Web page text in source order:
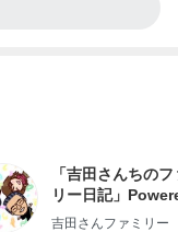
「吉田さんちの
リー日記」
y Ameba 吉田さ
吉田さんファミリー